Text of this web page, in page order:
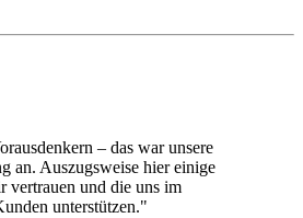
– das war unsere
an. Auszugsweise hier einige
vertrauen und die uns im
unterstützen."